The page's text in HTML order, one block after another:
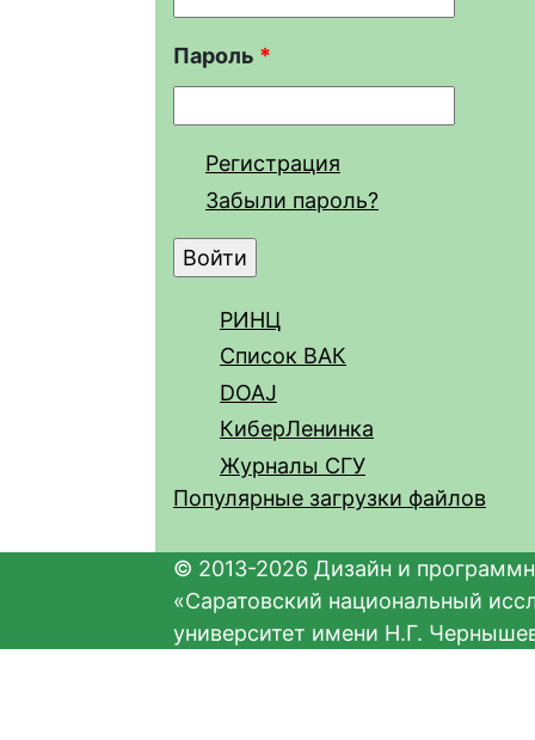
Пароль *
Регистрация
Забыли пароль?
РИНЦ
Список ВАК
DOAJ
КиберЛенинка
Журналы СГУ
Популярные загрузки файлов
© 2013-2026 Дизайн и
«Саратовский национальный
университет имени Н.Г.